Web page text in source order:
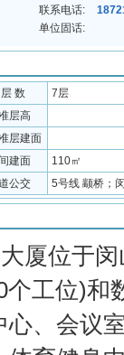
联系电话:
单位固话:
数
7层
层高
层建面
建面
110㎡
公交 5号线 颛桥；
厦位于
工位)和
、会议